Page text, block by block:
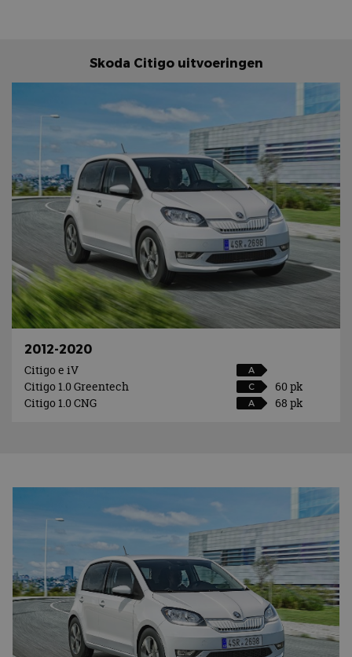
Skoda Citigo uitvoeringen
2012-2020
Citigo e iV
A
Citigo 1.0 Greentech C
60 pk
Citigo 1.0 CNG
A 68 pk